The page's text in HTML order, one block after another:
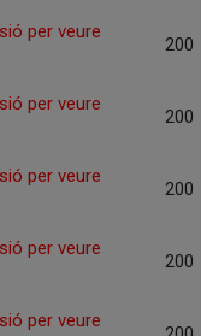
per veure
200
per veure
200
per veure
200
per veure
200
per veure